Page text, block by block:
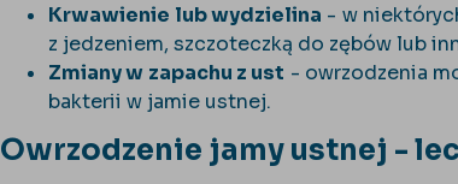
Krwawienie lub wydzielina - w
z jedzeniem, szczoteczką do zębów lub
Zmiany w zapachu z ust - owrzodzenia
bakterii w jamie ustnej.
Owrzodzenie jamy ustnej -